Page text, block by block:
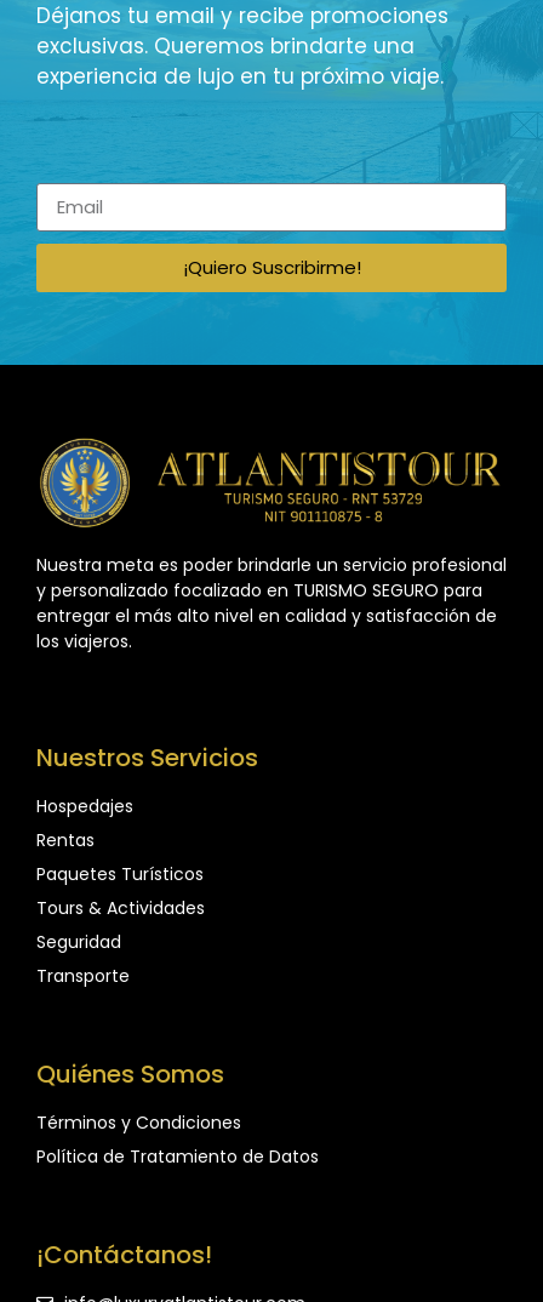
Déjanos tu email y recibe promociones
exclusivas. Queremos brindarte una
experiencia de lujo en tu próximo viaje.
¡Quiero Suscribirme!
Nuestra meta es poder brindarle un servicio profesional
y personalizado focalizado en TURISMO SEGURO para
entregar el más alto nivel en calidad y satisfacción de
los viajeros.
Nuestros Servicios
Hospedajes
Rentas
Paquetes Turísticos
Tours & Actividades
Seguridad
Transporte
Quiénes Somos
Términos y Condiciones
Política de Tratamiento de Datos
¡Contáctanos!